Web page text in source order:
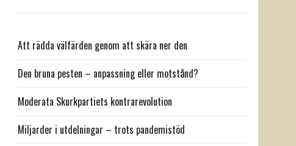
Att rädda välfärden genom att skära ner den
Den bruna pesten – anpassning eller motstånd?
Moderata Skurkpartiets kontrarevolution
Miljarder i utdelningar – trots pandemistöd